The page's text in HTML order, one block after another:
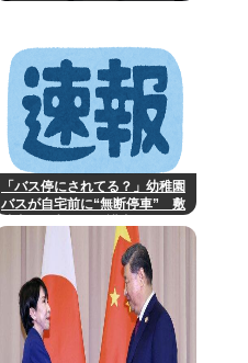
「バス停にされてる？」幼稚園
バスが自宅前に“無断停車” 敷
「我慢の限界」